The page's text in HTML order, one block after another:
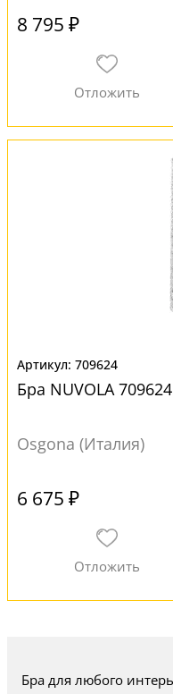
8 795 ₽
709624
Бра NUVOLA 709624
Osgona (Италия)
6 675 ₽
Бра для любого